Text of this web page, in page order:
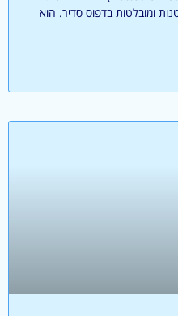
ומובלטות בדפוס סדיר. הוא